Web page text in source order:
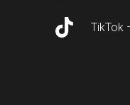
TikTok